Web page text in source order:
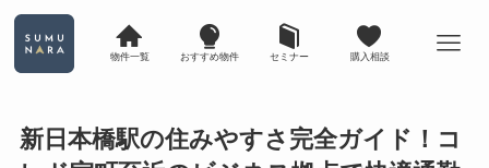
物件一覧 おすすめ物件 セミナー 購入相談
新日本橋駅の住みやすさ完全ガイド！コ